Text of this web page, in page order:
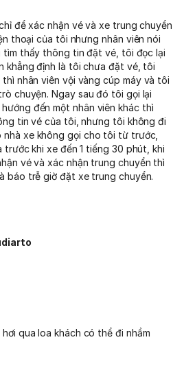
để xác nhận vé và xe trung chuyển
thoại của tôi nhưng nhân viên nói
thấy thông tin đặt vé, tôi đọc lại
khẳng định là tôi chưa đặt vé, tôi
nhân viên vội vàng cúp máy và tôi
chuyện. Ngay sau đó tôi gọi lại
đến một nhân viên khác thì
tin vé của tôi, nhưng tôi không đi
xe không gọi cho tôi từ trước,
trước khi xe đến 1 tiếng 30 phút, khi
vé và xác nhận trung chuyển thì
báo trễ giờ đặt xe trung chuyển.
qua loa khách có thể đi nhầm